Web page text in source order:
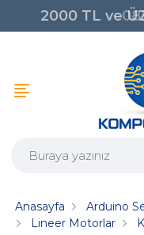
2000 TL ve
Anasayfa Arduino
Lineer Motorlar